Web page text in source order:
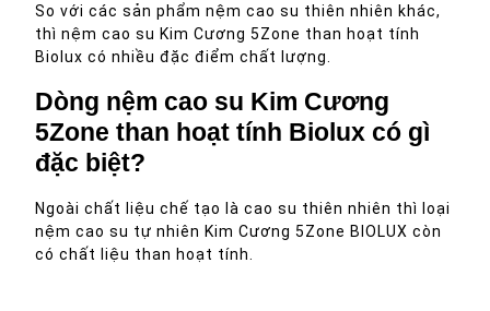
So với các sản phẩm nệm cao su thiên nhiên khác,
thì nệm cao su Kim Cương 5Zone than hoạt tính
Biolux có nhiều đặc điểm chất lượng.
Dòng nệm cao su Kim Cương
5Zone than hoạt tính Biolux có gì
đặc biệt?
Ngoài chất liệu chế tạo là cao su thiên nhiên thì loại
nệm cao su tự nhiên Kim Cương 5Zone BIOLUX còn
có chất liệu than hoạt tính.